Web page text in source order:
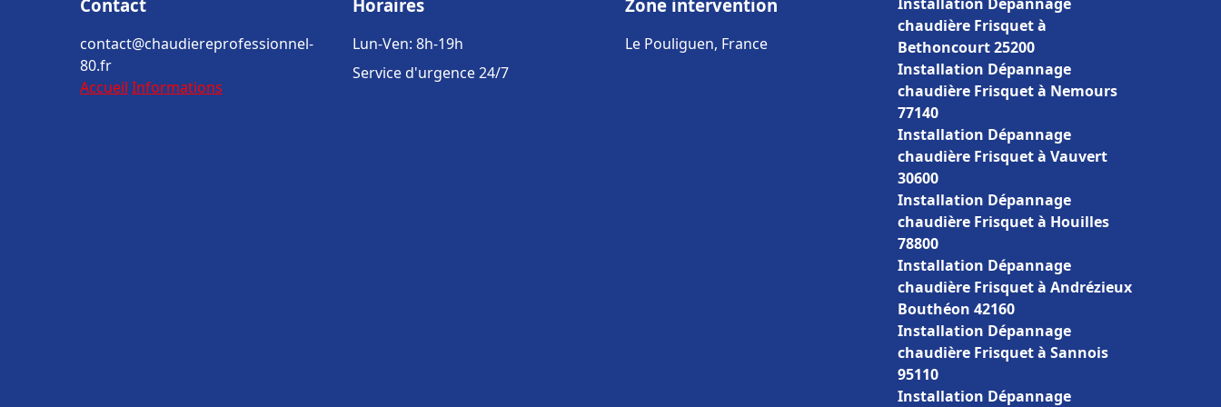
Contact
contact@chaudiereprofessionnel-
80.fr
Accueil Informations
Horaires
Lun-Ven: 8h-19h
Service d'urgence 24/7
Zone intervention
Le Pouliguen, France
chaudière Frisquet à
Bethoncourt 25200
Installation Dépannage
chaudière Frisquet à Nemours
77140
Installation Dépannage
chaudière Frisquet à Vauvert
30600
Installation Dépannage
chaudière Frisquet à Houilles
78800
Installation Dépannage
chaudière Frisquet à Andrézieux
Bouthéon 42160
Installation Dépannage
chaudière Frisquet à Sannois
95110
Installation Dépannage